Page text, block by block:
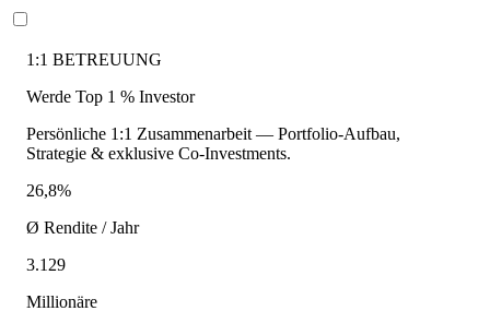
1:1 BETREUUNG
Werde Top 1 % Investor
Persönliche 1:1 Zusammenarbeit — Portfolio-Aufbau,
Strategie & exklusive Co-Investments.
26,8%
Ø Rendite / Jahr
3.129
Millionäre